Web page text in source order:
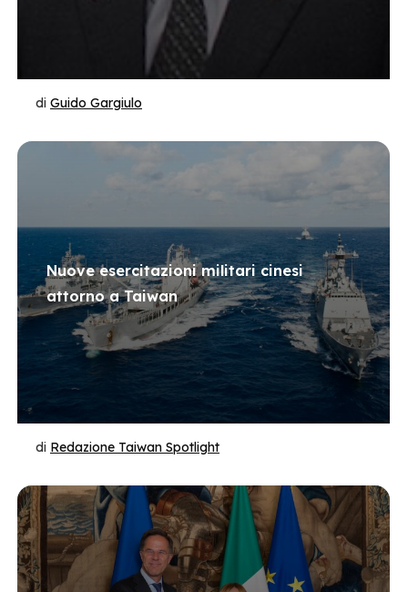
di Guido Gargiulo
Nuove esercitazioni militari cinesi
attorno a Taiwan
di Redazione Taiwan Spotlight